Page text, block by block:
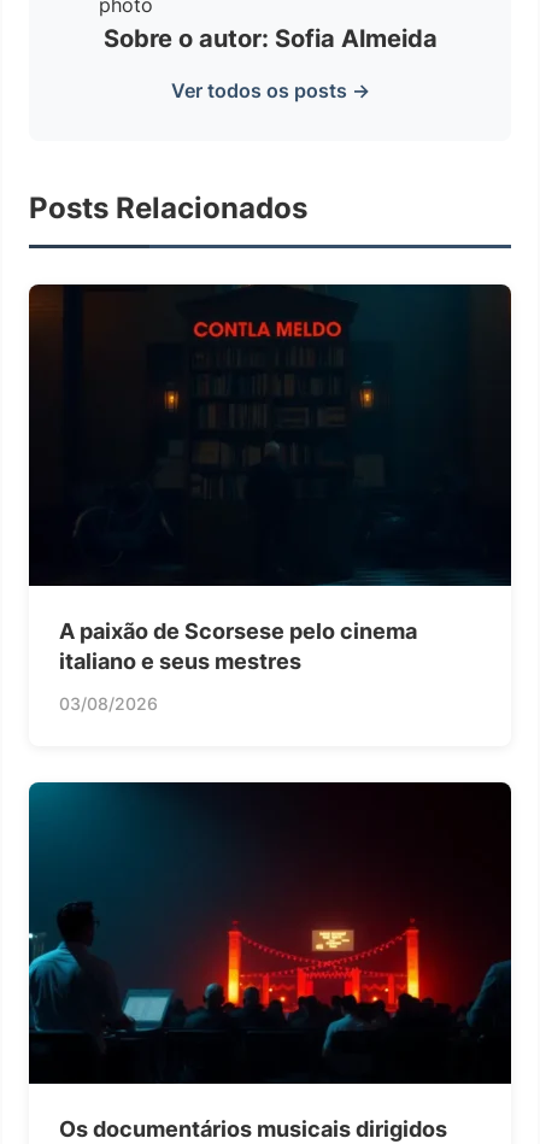
Sobre o autor: Sofia Almeida
Ver todos os posts →
Posts Relacionados
A paixão de Scorsese pelo cinema
italiano e seus mestres
03/08/2026
Os documentários musicais dirigidos